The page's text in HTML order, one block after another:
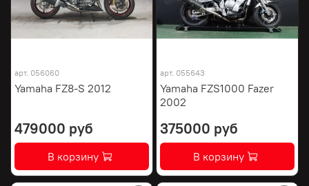
арт. 056060
Yamaha FZ8-S 2012
479000 руб
В корзину
арт. 055643
Yamaha FZS1000 Fazer
2002
375000 руб
В корзину